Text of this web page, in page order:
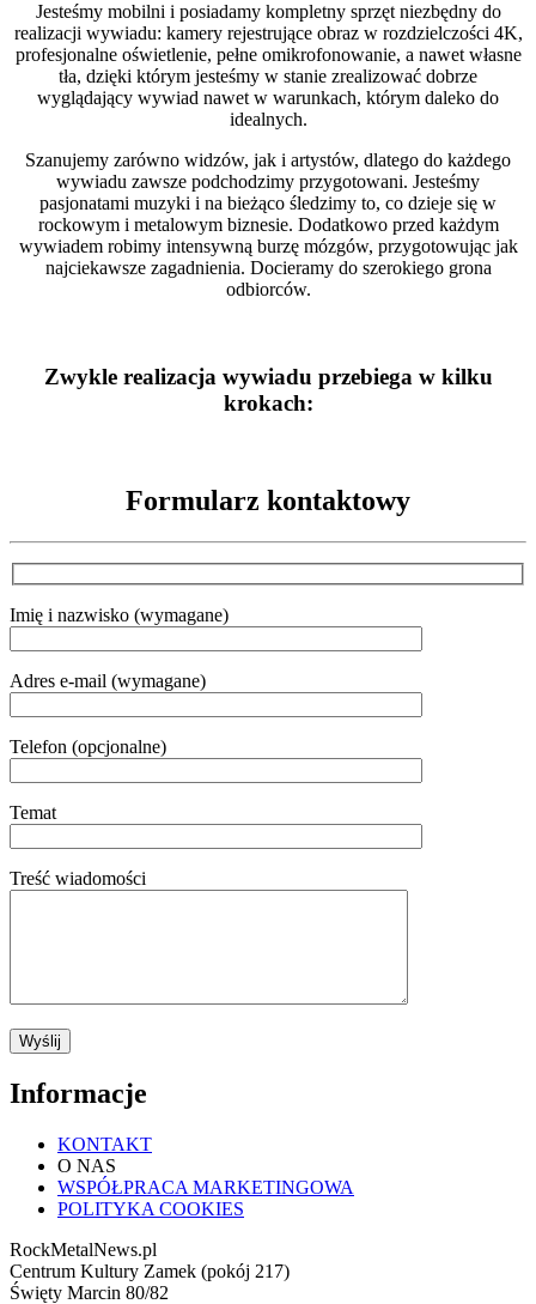
Jesteśmy mobilni i posiadamy kompletny sprzęt niezbędny do
realizacji wywiadu: kamery rejestrujące obraz w rozdzielczości 4K,
profesjonalne oświetlenie, pełne omikrofonowanie, a nawet własne
tła, dzięki którym jesteśmy w stanie zrealizować dobrze
wyglądający wywiad nawet w warunkach, którym daleko do
idealnych.
Szanujemy zarówno widzów, jak i artystów, dlatego do każdego
wywiadu zawsze podchodzimy przygotowani. Jesteśmy
pasjonatami muzyki i na bieżąco śledzimy to, co dzieje się w
rockowym i metalowym biznesie. Dodatkowo przed każdym
wywiadem robimy intensywną burzę mózgów, przygotowując jak
najciekawsze zagadnienia. Docieramy do szerokiego grona
odbiorców.
Zwykle realizacja wywiadu przebiega w kilku
krokach:
Formularz kontaktowy
Imię i nazwisko (wymagane)
Adres e-mail (wymagane)
Telefon (opcjonalne)
Temat
Treść wiadomości
Informacje
KONTAKT
O NAS
WSPÓŁPRACA MARKETINGOWA
POLITYKA COOKIES
RockMetalNews.pl
Centrum Kultury Zamek (pokój 217)
Święty Marcin 80/82